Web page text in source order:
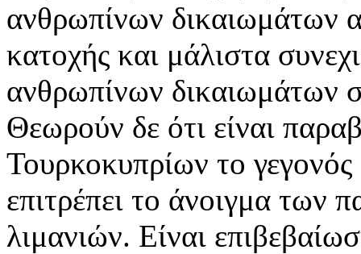
ανθρωπίνων δικαιωμάτων
κατοχής και μάλιστα
ανθρωπίνων δικαιωμάτων
Θεωρούν δε ότι είναι
Τουρκοκυπρίων το
επιτρέπει το άνοιγμα των
λιμανιών. Είναι